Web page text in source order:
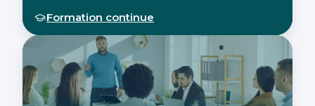
Formation continue